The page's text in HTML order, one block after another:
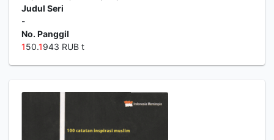
Judul Seri
-
No. Panggil
150.1943 RUB t